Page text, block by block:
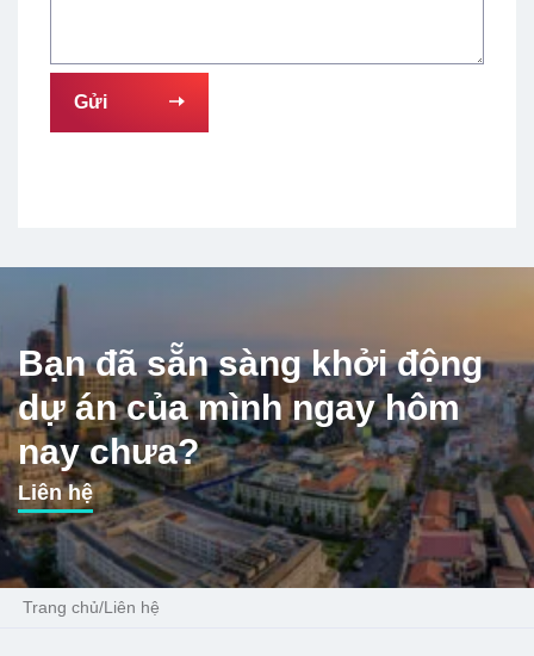
Bạn đã sẵn sàng khởi động
dự án của mình ngay hôm
nay chưa?
Liên hệ
Trang chủ/Liên hệ